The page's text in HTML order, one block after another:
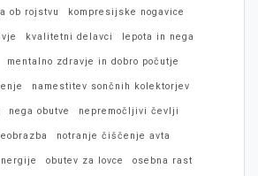
ob rojstvu kompresijske nogavice
kvalitetni delavci lepota in nega
mentalno zdravje in dobro počutje
namestitev sončnih kolektorjev
nega obutve nepremočljivi čevlji
notranje čiščenje avta
obutev za lovce osebna rast